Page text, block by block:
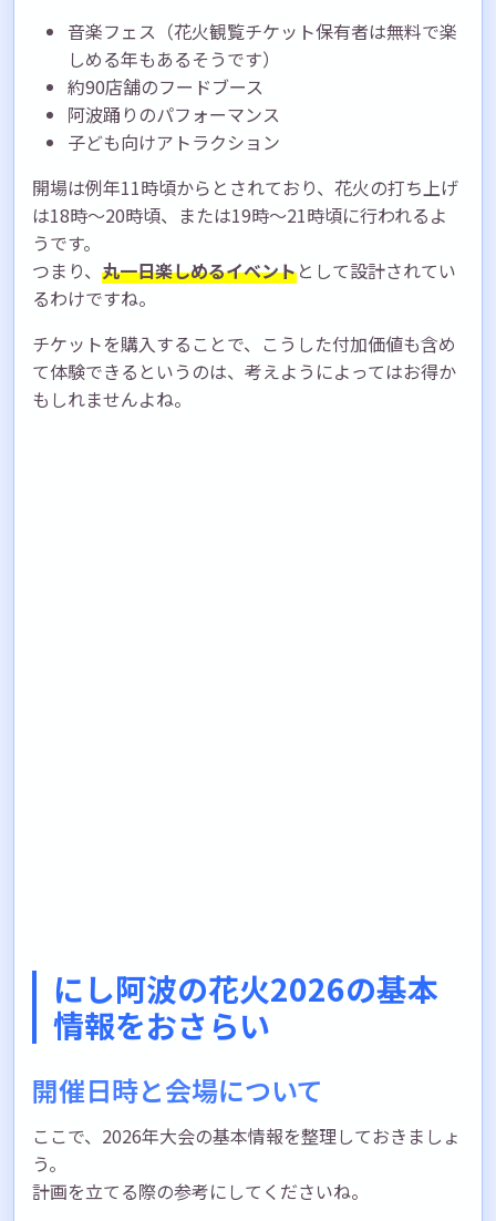
音楽フェス（花火観覧チケット保有者は無料で楽
しめる年もあるそうです）
約90店舗のフードブース
阿波踊りのパフォーマンス
子ども向けアトラクション
開場は例年11時頃からとされており、花火の打ち上げ
は18時〜20時頃、または19時〜21時頃に行われるよ
うです。
つまり、 丸一日楽しめるイベントとして設計されてい
るわけですね。
チケットを購入することで、こうした付加価値も含め
て体験できるというのは、考えようによってはお得か
もしれませんよね。
にし阿波の花火2026の基本
情報をおさらい
開催日時と会場について
ここで、2026年大会の基本情報を整理しておきましょ
う。
計画を立てる際の参考にしてくださいね。